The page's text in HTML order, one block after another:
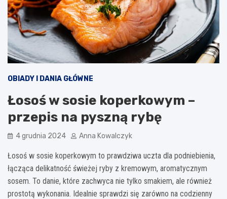
OBIADY I DANIA GŁÓWNE
Łosoś w sosie koperkowym –
przepis na pyszną rybę
4 grudnia 2024 Anna Kowalczyk
Łosoś w sosie koperkowym to prawdziwa uczta dla podniebienia,
łącząca delikatność świeżej ryby z kremowym, aromatycznym
sosem. To danie, które zachwyca nie tylko smakiem, ale również
prostotą wykonania. Idealnie sprawdzi się zarówno na codzienny